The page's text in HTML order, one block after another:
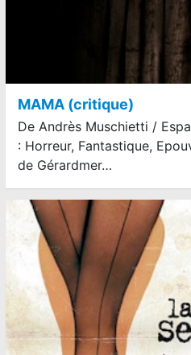
MAMA (critique)
De Andrès Muschietti /
: Horreur, Fantastique,
de Gérardmer…